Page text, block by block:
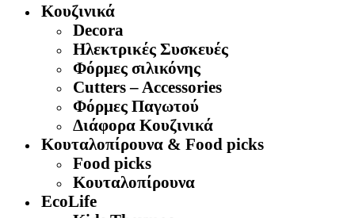
Κουζινικά
Decora
Ηλεκτρικές Συσκευές
Φόρμες σιλικόνης
Cutters – Accessories
Φόρμες Παγωτού
Διάφορα Κουζινικά
Κουταλοπίρουνα & Food picks
Food picks
Κουταλοπίρουνα
EcoLife